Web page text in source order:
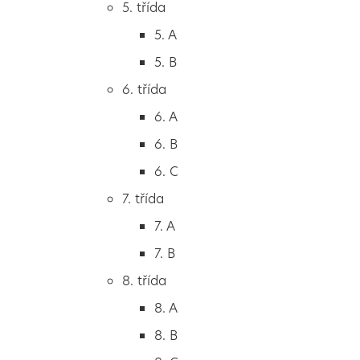
2. B
3. A
4. A
5. A
5. třída
5. A
5. B
6. třída
6. A
6. B
6. C
7. třída
7. A
7. B
8. třída
8. A
8. B